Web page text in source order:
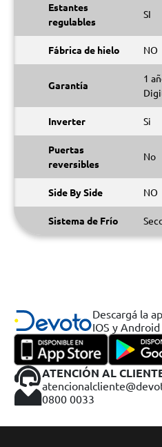
Estantes
regulables
SI
Fábrica de hielo NO
Garantía
1
Inverter Si
Puertas
reversibles
No
Side By Side NO
Sistema de Frío
Descargá la
IOS y Android
ATENCIÓN AL
0800 0033